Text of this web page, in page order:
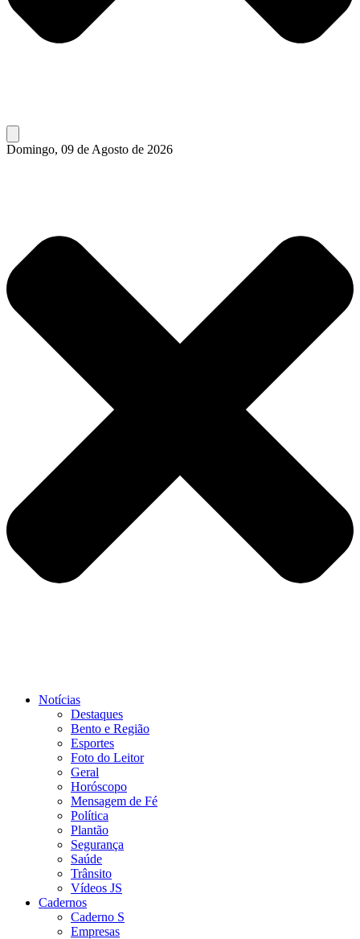
Domingo, 09 de Agosto de 2026
Notícias
Destaques
Bento e Região
Esportes
Foto do Leitor
Geral
Horóscopo
Mensagem de Fé
Política
Plantão
Segurança
Saúde
Trânsito
Vídeos JS
Cadernos
Caderno S
Empresas